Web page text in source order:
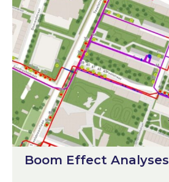
Boom Effect Analyses